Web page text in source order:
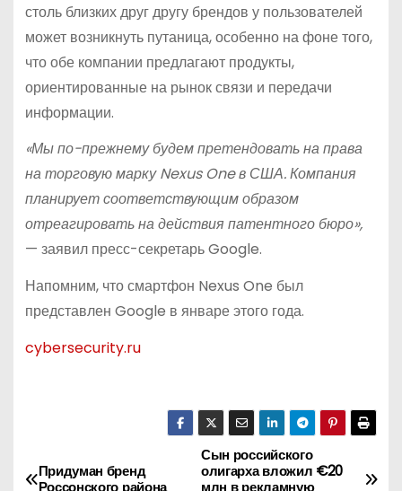
столь близких друг другу брендов у пользователей
может возникнуть путаница, особенно на фоне того,
что обе компании предлагают продукты,
ориентированные на рынок связи и передачи
информации.
«Мы по-прежнему будем претендовать на права
на торговую марку Nexus One в США. Компания
планирует соответствующим образом
отреагировать на действия патентного бюро»,
— заявил пресс-секретарь Google.
Напомним, что смартфон Nexus One был
представлен Google в январе этого года.
cybersecurity.ru
Н
Сын российского
олигарха вложил €20
Придуман бренд